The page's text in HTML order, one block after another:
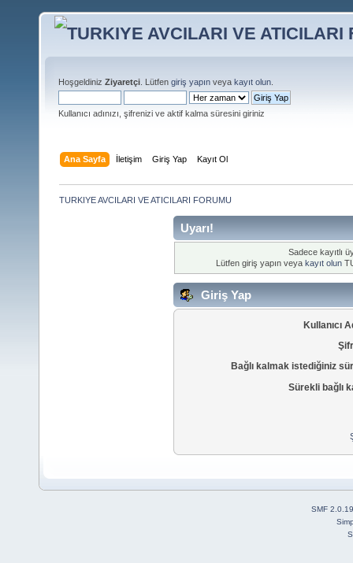
Hoşgeldiniz Ziyaretçi . Lütfen giriş yapın veya kayıt olun
Kullanıcı adınızı, şifrenizi ve aktif kalma süresini giriniz
Ana Sayfa İletişim Giriş Yap Kayıt Ol
TURKIYE AVCILARI VE ATICILARI FORUMU
Uyarı!
Sadece kayıtlı
Lütfen giriş yapın veya kayıt olun
Giriş Yap
Kullanıcı
Bağlı kalmak istediğiniz
Sürekli bağlı
SMF 2.0.19